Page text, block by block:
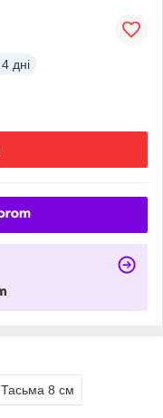
4 дні
Тасьма 8 см